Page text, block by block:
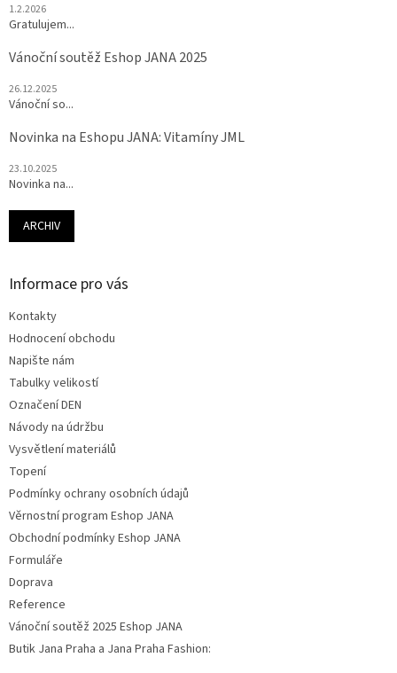
1.2.2026
Gratulujem...
Vánoční soutěž Eshop JANA 2025
26.12.2025
Vánoční so...
Novinka na Eshopu JANA: Vitamíny JML
23.10.2025
Novinka na...
ARCHIV
Informace pro vás
Kontakty
Hodnocení obchodu
Napište nám
Tabulky velikostí
Označení DEN
Návody na údržbu
Vysvětlení materiálů
Topení
Podmínky ochrany osobních údajů
Věrnostní program Eshop JANA
Obchodní podmínky Eshop JANA
Formuláře
Doprava
Reference
Vánoční soutěž 2025 Eshop JANA
Butik Jana Praha a Jana Praha Fashion: